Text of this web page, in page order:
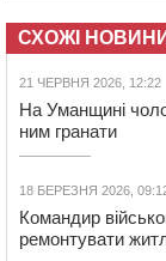
СХОЖІ НОВИНИ
21 ЧЕРВНЯ 2026, 12:22
На Уманщині
ним гранати
18 БЕРЕЗНЯ 2026,
Командир
ремонтувати